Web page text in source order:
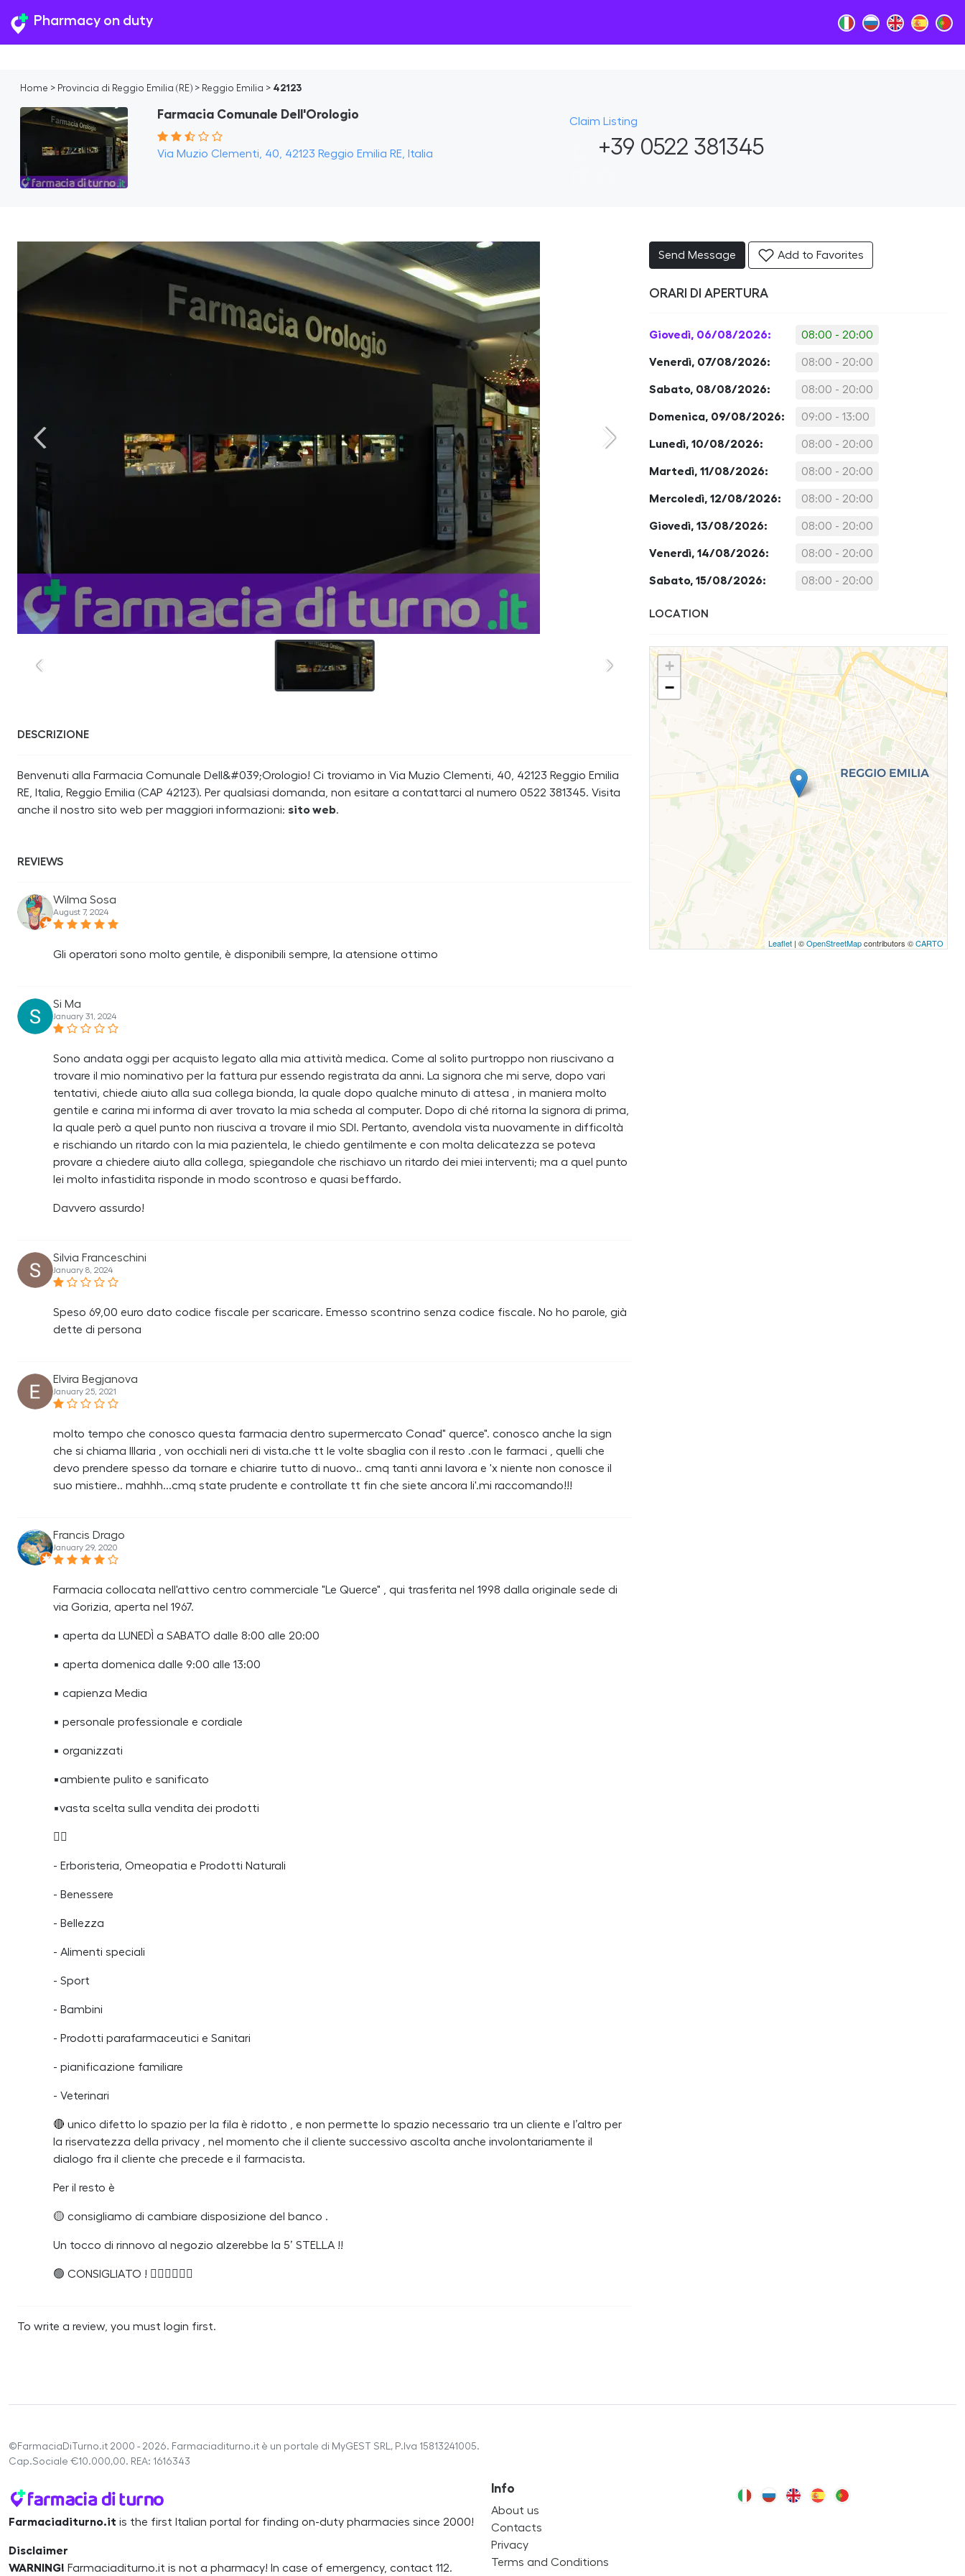
Pharmacy on duty
Home > Provincia di Reggio Emilia (RE) > Reggio Emilia > 42123
Farmacia Comunale Dell'Orologio
Via Muzio Clementi, 40, 42123 Reggio Emilia RE, Italia
Claim Listing
+39 0522 381345
DESCRIZIONE
Benvenuti alla Farmacia Comunale Dell&#039;Orologio! Ci troviamo in Via Muzio Clementi, 40, 42123 Reggio Emilia
RE, Italia, Reggio Emilia (CAP 42123). Per qualsiasi domanda, non esitare a contattarci al numero 0522 381345. Visita
anche il nostro sito web per maggiori informazioni: sito web.
REVIEWS
Wilma Sosa
August 7, 2024
Gli operatori sono molto gentile, è disponibili sempre, la atensione ottimo
Si Ma
January 31, 2024
Sono andata oggi per acquisto legato alla mia attività medica. Come al solito purtroppo non riuscivano a
trovare il mio nominativo per la fattura pur essendo registrata da anni. La signora che mi serve, dopo vari
tentativi, chiede aiuto alla sua collega bionda, la quale dopo qualche minuto di attesa , in maniera molto
gentile e carina mi informa di aver trovato la mia scheda al computer. Dopo di ché ritorna la signora di prima,
la quale però a quel punto non riusciva a trovare il mio SDI. Pertanto, avendola vista nuovamente in difficoltà
e rischiando un ritardo con la mia pazientela, le chiedo gentilmente e con molta delicatezza se poteva
provare a chiedere aiuto alla collega, spiegandole che rischiavo un ritardo dei miei interventi; ma a quel punto
lei molto infastidita risponde in modo scontroso e quasi beffardo.
Davvero assurdo!
Silvia Franceschini
January 8, 2024
Speso 69,00 euro dato codice fiscale per scaricare. Emesso scontrino senza codice fiscale. No ho parole, già
dette di persona
Elvira Begjanova
January 25, 2021
molto tempo che conosco questa farmacia dentro supermercato Conad" querce". conosco anche la sign
che si chiama Illaria , von occhiali neri di vista.che tt le volte sbaglia con il resto .con le farmaci , quelli che
devo prendere spesso da tornare e chiarire tutto di nuovo.. cmq tanti anni lavora e 'x niente non conosce il
suo mistiere.. mahhh...cmq state prudente e controllate tt fin che siete ancora li'.mi raccomando!!!
Francis Drago
January 29, 2020
Farmacia collocata nell'attivo centro commerciale "Le Querce" , qui trasferita nel 1998 dalla originale sede di
via Gorizia, aperta nel 1967.
▪️ aperta da LUNEDÌ a SABATO dalle 8:00 alle 20:00
▪️ aperta domenica dalle 9:00 alle 13:00
▪️ capienza Media
▪️ personale professionale e cordiale
▪️ organizzati
▪️ambiente pulito e sanificato
▪️vasta scelta sulla vendita dei prodotti
- Erboristeria, Omeopatia e Prodotti Naturali
- Benessere
- Bellezza
- Alimenti speciali
- Sport
- Bambini
- Prodotti parafarmaceutici e Sanitari
- pianificazione familiare
- Veterinari
🔴 unico difetto lo spazio per la fila è ridotto , e non permette lo spazio necessario tra un cliente e l’altro per
la riservatezza della privacy , nel momento che il cliente successivo ascolta anche involontariamente il
dialogo fra il cliente che precede e il farmacista.
Per il resto è
🟡 consigliamo di cambiare disposizione del banco .
Un tocco di rinnovo al negozio alzerebbe la 5’ STELLA !!
🟢 CONSIGLIATO ! 👍🏼👍🏼👍🏼
To write a review, you must login first.
Send Message Add to Favorites
ORARI DI APERTURA
Giovedì, 06/08/2026: 08:00 - 20:00
Venerdì, 07/08/2026: 08:00 - 20:00
Sabato, 08/08/2026: 08:00 - 20:00
Domenica, 09/08/2026: 09:00 - 13:00
Lunedì, 10/08/2026: 08:00 - 20:00
Martedì, 11/08/2026: 08:00 - 20:00
Mercoledì, 12/08/2026: 08:00 - 20:00
Giovedì, 13/08/2026: 08:00 - 20:00
Venerdì, 14/08/2026: 08:00 - 20:00
Sabato, 15/08/2026: 08:00 - 20:00
LOCATION
+
−
Leaflet | ©OpenStreetMapcontributors ©CARTO
©FarmaciaDiTurno.it 2000 - 2026. Farmaciaditurno.it è un portale di MyGEST SRL, P.Iva 15813241005.
Cap.Sociale €10.000,00. REA: 1616343
Farmaciaditurno.it is the first Italian portal for finding on-duty pharmacies since 2000!
Disclaimer
WARNING! Farmaciaditurno.it is not a pharmacy! In case of emergency, contact 112.
Info
About us
Contacts
Privacy
Terms and Conditions